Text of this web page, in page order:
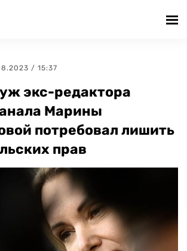
/ 15:37
экс-редактора
Марины
потребовал лишить
прав